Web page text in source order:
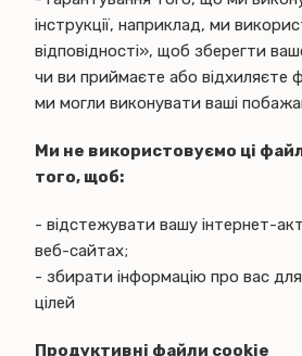
інструкції, наприклад, ми
відповідності», щоб зберегти
чи ви приймаєте або відхиляєте
ми могли виконувати ваші
Ми не використовуємо ці
того, щоб:
- відстежувати вашу інтернет-
веб-сайтах;
- збирати інформацію про вас
цілей
Продуктивні файли cookie